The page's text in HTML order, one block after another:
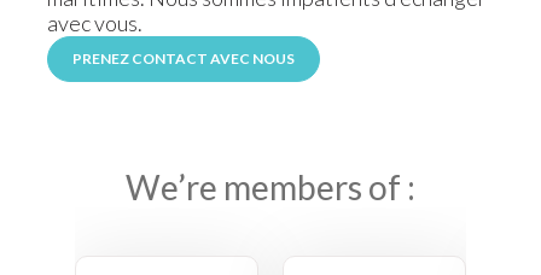
avec vous.
PRENEZ CONTACT AVEC NOUS
We’re members of :